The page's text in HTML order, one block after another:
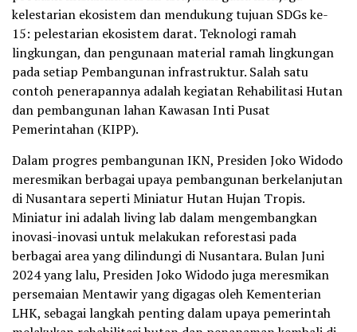
kelestarian ekosistem dan mendukung tujuan SDGs ke-
15: pelestarian ekosistem darat. Teknologi ramah
lingkungan, dan pengunaan material ramah lingkungan
pada setiap Pembangunan infrastruktur. Salah satu
contoh penerapannya adalah kegiatan Rehabilitasi Hutan
dan pembangunan lahan Kawasan Inti Pusat
Pemerintahan (KIPP).
Dalam progres pembangunan IKN, Presiden Joko Widodo
meresmikan berbagai upaya pembangunan berkelanjutan
di Nusantara seperti Miniatur Hutan Hujan Tropis.
Miniatur ini adalah living lab dalam mengembangkan
inovasi-inovasi untuk melakukan reforestasi pada
berbagai area yang dilindungi di Nusantara. Bulan Juni
2024 yang lalu, Presiden Joko Widodo juga meresmikan
persemaian Mentawir yang digagas oleh Kementerian
LHK, sebagai langkah penting dalam upaya pemerintah